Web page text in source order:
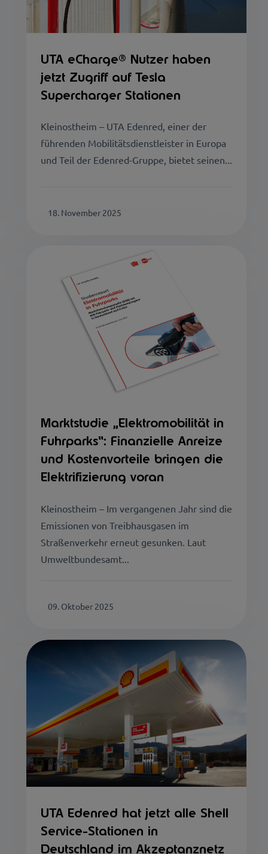
UTA eCharge® Nutzer haben
jetzt Zugriff auf Tesla
Supercharger Stationen
Kleinostheim – UTA Edenred, einer der
führenden Mobilitätsdienstleister in Europa
und Teil der Edenred-Gruppe, bietet seinen...
18. November 2025
Marktstudie „Elektromobilität in
Fuhrparks“: Finanzielle Anreize
und Kostenvorteile bringen die
Elektrifizierung voran
Kleinostheim – Im vergangenen Jahr sind die
Emissionen von Treibhausgasen im
Straßenverkehr erneut gesunken. Laut
Umweltbundesamt...
09. Oktober 2025
UTA Edenred hat jetzt alle Shell
Service-Stationen in
Deutschland im Akzeptanznetz